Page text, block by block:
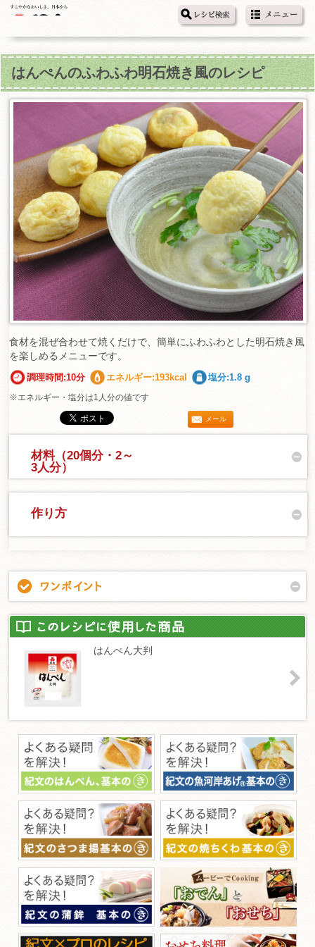
はんぺんのふわふわ明石焼き風のレシピ
食材を混ぜ合わせて焼くだけで、簡単にふわふわとした明石焼き風
を楽しめるメニューです。
調理時間:10分 エネルギー:193kcal 塩分:1.8 g
※エネルギー・塩分は1人分の値です
メール
材料（20個分・2～
3人分）
作り方
はんぺん大判